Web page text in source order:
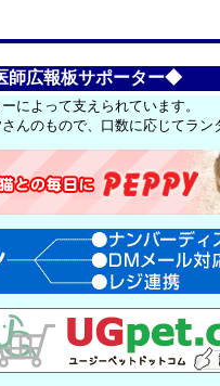
師広報板サポーター◆
によって支えられています。
んのもので、口数に応じてラ